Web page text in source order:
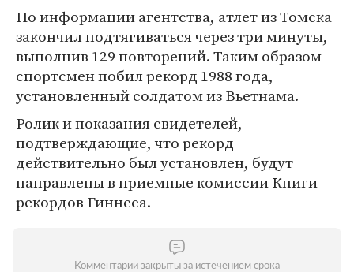
По информации агентства, атлет из Томска
закончил подтягиваться через три минуты,
выполнив 129 повторений. Таким образом
спортсмен побил рекорд 1988 года,
установленный солдатом из Вьетнама.
Ролик и показания свидетелей,
подтверждающие, что рекорд
действительно был установлен, будут
направлены в приемные комиссии Книги
рекордов Гиннеса.
Комментарии закрыты за истечением срока